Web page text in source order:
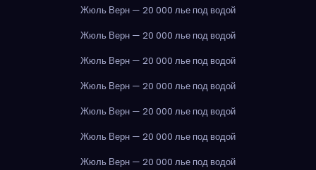
Жюль Верн — 20 000 лье под водой
Жюль Верн — 20 000 лье под водой
Жюль Верн — 20 000 лье под водой
Жюль Верн — 20 000 лье под водой
Жюль Верн — 20 000 лье под водой
Жюль Верн — 20 000 лье под водой
Жюль Верн — 20 000 лье под водой